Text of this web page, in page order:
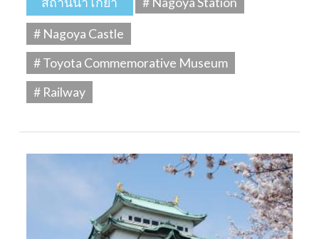
# Nagoya Castle
# Toyota Commemorative Museum
# Railway